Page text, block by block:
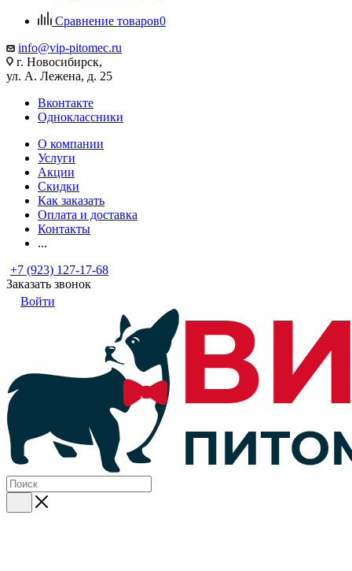
Сравнение товаров0
info@vip-pitomec.ru
г. Новосибирск,
ул. А. Лежена, д. 25
Вконтакте
Одноклассники
О компании
Услуги
Акции
Скидки
Как заказать
Оплата и доставка
Контакты
...
+7 (923) 127-17-68
Заказать звонок
Войти